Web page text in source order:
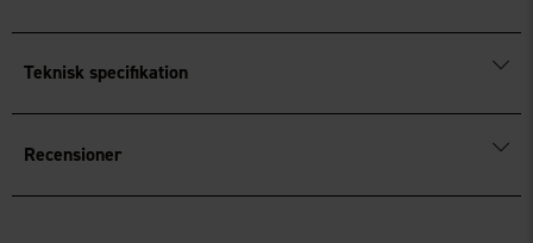
Mått: 21x12x6 cm
Teknisk specifikation
Recensioner